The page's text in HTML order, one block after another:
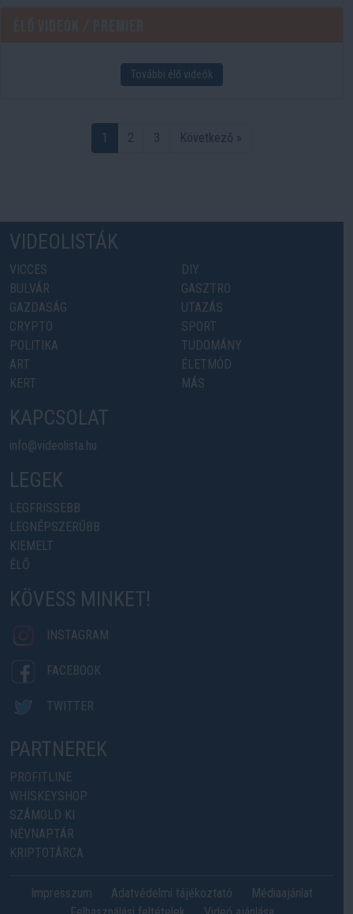
További élő videók
1 2 3 Következő »
VIDEOLISTÁK
VICCES
BULVÁR
GAZDASÁG
CRYPTO
POLITIKA
ART
KERT
DIY
GASZTRO
UTAZÁS
SPORT
TUDOMÁNY
ÉLETMÓD
MÁS
KAPCSOLAT
info@videolista.hu
LEGEK
LEGFRISSEBB
LEGNÉPSZERŰBB
KIEMELT
ÉLŐ
KÖVESS MINKET!
INSTAGRAM
FACEBOOK
TWITTER
PARTNEREK
PROFITLINE
WHISKEYSHOP
SZÁMOLD KI
NÉVNAPTÁR
KRIPTOTÁRCA
Impresszum Adatvédelmi tájékoztató
Médiaajánlat